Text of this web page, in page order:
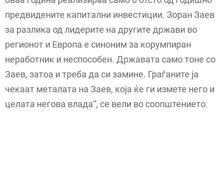
предвидените капитални инвестиции. Зоран Заев
за разлика од лидерите на другите држави во
регионот и Европа е синоним за корумпиран
неработник и неспособен. Државата само тоне со
Заев, затоа и треба да си замине. Граѓаните ја
чекаат металата на Заев, која ќе ги измете него и
целата негова влада“, се вели во соопштението.